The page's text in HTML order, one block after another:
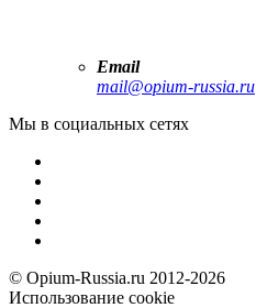
Email
mail@opium-russia.ru
Мы в социальных сетях
© Opium-Russia.ru 2012-2026
Использование cookie